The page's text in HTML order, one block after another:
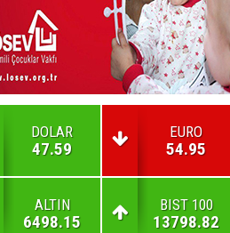
DOLAR
47.59
EURO
54.95
ALTIN
6498.15
BIST 100
13798.82